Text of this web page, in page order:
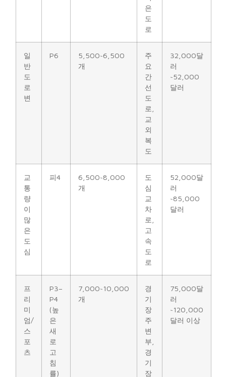
은
도
로
일
반
도
로
변
P6
5,500~6,500
개
주
요
간
선
도
로,
교
외
복
도
32,000달
러
~52,000
달러
교
통
량
이
많
은
도
심
피4
6,500~8,000
개
도
심
교
차
로,
고
속
도
로
52,000달
러
~85,000
달러
프
리
미
엄/
스
포
츠
P3–
P4
(높
은
새
로
고
침
률)
7,000~10,000
개
경
기
장
주
변
부,
경
기
장
75,000달
러
~120,000
달러 이상